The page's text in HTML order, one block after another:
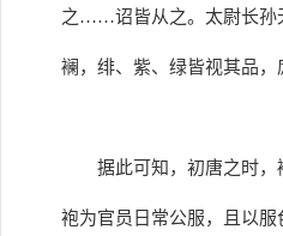
之……诏皆从之。太尉长孙
襕，绯、紫、绿皆视其品，
据此可知，初唐之时，
袍为官员日常公服，且以